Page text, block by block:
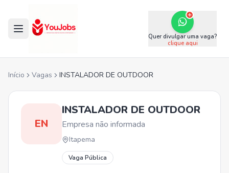
Quer divulgar uma vaga?
clique aqui
Início Vagas INSTALADOR DE OUTDOOR
EN
INSTALADOR DE OUTDOOR
Empresa não informada
Itapema
Vaga Pública